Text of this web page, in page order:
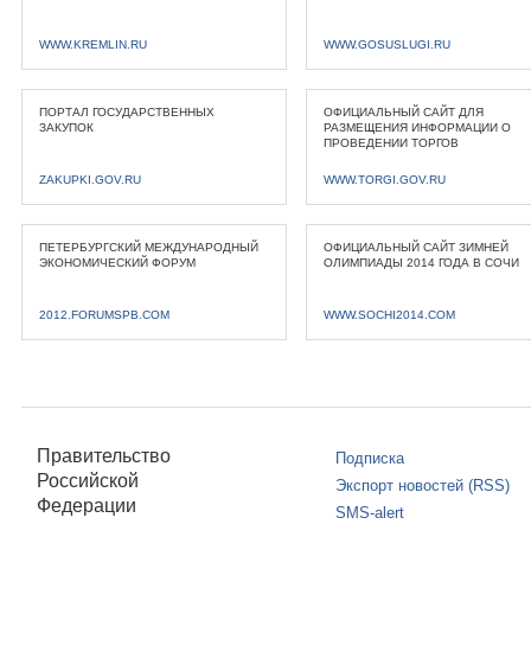
WWW.KREMLIN.RU WWW.GOSUSLUGI.RU
ПОРТАЛ ГОСУДАРСТВЕННЫХ
ЗАКУПОК
ZAKUPKI.GOV.RU
ОФИЦИАЛЬНЫЙ САЙТ ДЛЯ
РАЗМЕЩЕНИЯ ИНФОРМАЦИИ О
ПРОВЕДЕНИИ ТОРГОВ
WWW.TORGI.GOV.RU
ПЕТЕРБУРГСКИЙ МЕЖДУНАРОДНЫЙ
ЭКОНОМИЧЕСКИЙ ФОРУМ
2012.FORUMSPB.COM
ОФИЦИАЛЬНЫЙ САЙТ ЗИМНЕЙ
ОЛИМПИАДЫ 2014 ГОДА В СОЧИ
WWW.SOCHI2014.COM
Правительство
Российской
Федерации
Подписка
Экспорт новостей (RSS)
SMS-alert